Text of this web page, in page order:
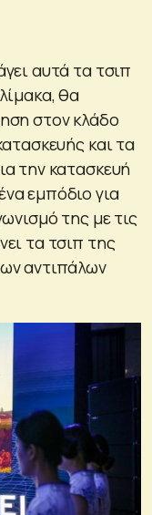
αυτά τα τσιπ
θα
στον κλάδο
και τα
την κατασκευή
εμπόδιο για
της με τις
τα τσιπ της
αντιπάλων